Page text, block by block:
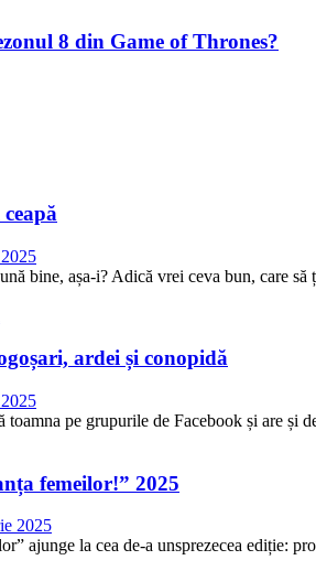
8 din Game of Thrones?
bine, așa-i? Adică vrei ceva bun, care
ardei și conopidă
pe grupurile de Facebook și are și
femeilor!” 2025
2025
ajunge la cea de-a unsprezecea ediție: